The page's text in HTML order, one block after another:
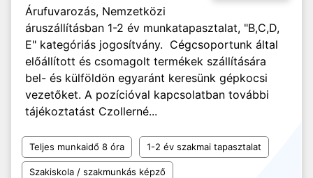
Árufuvarozás, Nemzetközi
áruszállításban 1-2 év munkatapasztalat, "B,C,D,
E" kategóriás jogosítvány. Cégcsoportunk által
előállított és csomagolt termékek szállítására
bel- és külföldön egyaránt keresünk gépkocsi
vezetőket. A pozícióval kapcsolatban további
tájékoztatást Czollerné...
Teljes munkaidő 8 óra 1-2 év szakmai tapasztalat
Szakiskola / szakmunkás képző